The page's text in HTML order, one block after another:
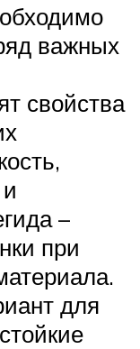
важных
свойства
–
при
для